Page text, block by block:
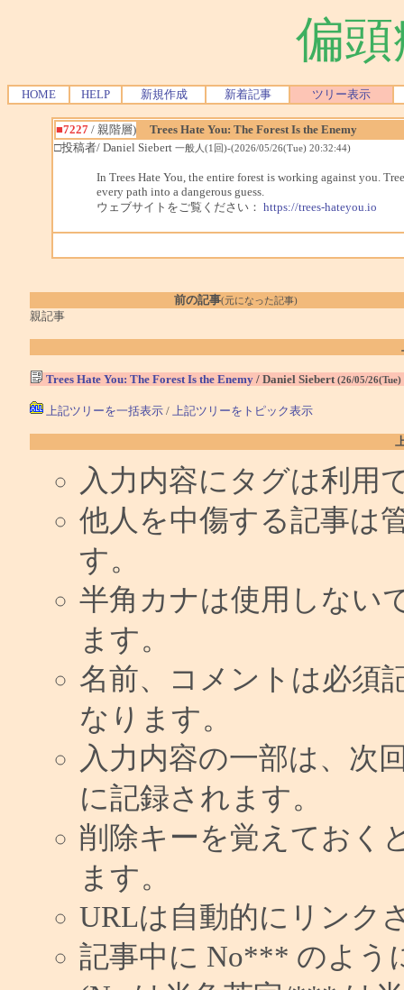
偏
HOME HELP 新規作成 新着記事 ツリー表示
■7227/ 親階層)
Trees Hate You: The Forest Is the Enemy
□投稿者/ Daniel Siebert 一般人(1回)-(2026/05/26(Tue) 20:32:44)
In Trees Hate You, the entire forest is working against you.
every path into a dangerous guess.
ウェブサイトをご覧ください： https://trees-hateyou.io
前の記事(元になった記事)
親記事
Trees Hate You: The Forest Is the Enemy/ Daniel Siebert (26/05/
上記ツリーを一括表示/ 上記ツリーをトピック表示
入力内容にタグは利用
他人を中傷する記事は
す。
半角カナは使用しない
ます。
名前、コメントは必須
なります。
入力内容の一部は、次
に記録されます。
削除キーを覚えておく
ます。
URLは自動的にリンク
記事中に No*** のよう